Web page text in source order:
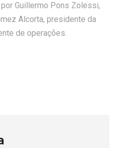
Guillermo Pons Zolessi,
Alcorta, presidente da
de operações.